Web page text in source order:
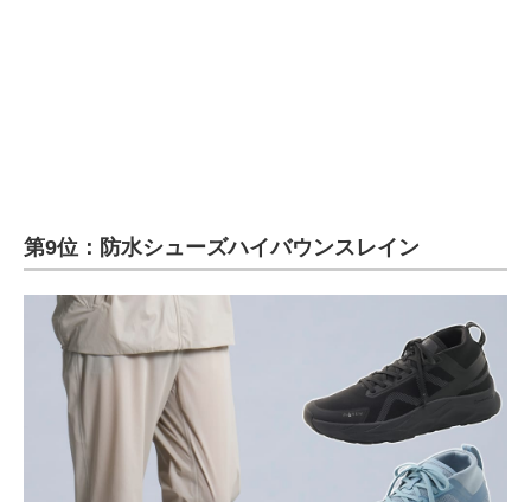
第9位：防水シューズハイバウンスレイン